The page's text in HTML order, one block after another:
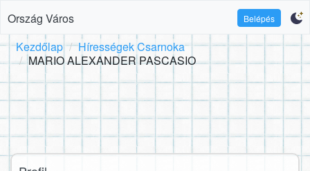
Ország Város Belépés
Kezdőlap
Hírességek Csarnoka
MARIO ALEXANDER PASCASIO